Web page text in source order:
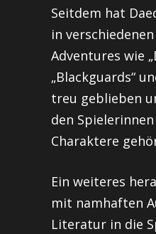
Seitdem hat
in
Adventures wie
„Blackguards“
treu geblieben
den
Charaktere
Ein weiteres
mit namhaften
Literatur in die